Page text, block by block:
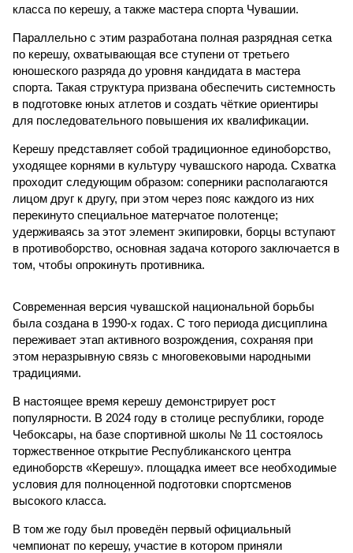
класса по керешу, а также мастера спорта Чувашии.
Параллельно с этим разработана полная разрядная сетка
по керешу, охватывающая все ступени от третьего
юношеского разряда до уровня кандидата в мастера
спорта. Такая структура призвана обеспечить системность
в подготовке юных атлетов и создать чёткие ориентиры
для последовательного повышения их квалификации.
Керешу представляет собой традиционное единоборство,
уходящее корнями в культуру чувашского народа. Схватка
проходит следующим образом: соперники располагаются
лицом друг к другу, при этом через пояс каждого из них
перекинуто специальное матерчатое полотенце;
удерживаясь за этот элемент экипировки, борцы вступают
в противоборство, основная задача которого заключается в
том, чтобы опрокинуть противника.
Современная версия чувашской национальной борьбы
была создана в 1990-х годах. С того периода дисциплина
переживает этап активного возрождения, сохраняя при
этом неразрывную связь с многовековыми народными
традициями.
В настоящее время керешу демонстрирует рост
популярности. В 2024 году в столице республики, городе
Чебоксары, на базе спортивной школы № 11 состоялось
торжественное открытие Республиканского центра
единоборств «Керешу». площадка имеет все необходимые
условия для полноценной подготовки спортсменов
высокого класса.
В том же году был проведён первый официальный
чемпионат по керешу, участие в котором приняли